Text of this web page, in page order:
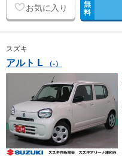
お気に入り 無
料
スズキ
アルト L （-）